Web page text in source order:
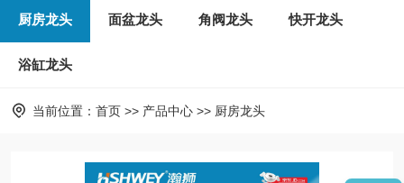
厨房龙头 面盆龙头 角阀龙头 快开龙头
浴缸龙头
当前位置： 首页 >> 产品中心 >> 厨房龙头